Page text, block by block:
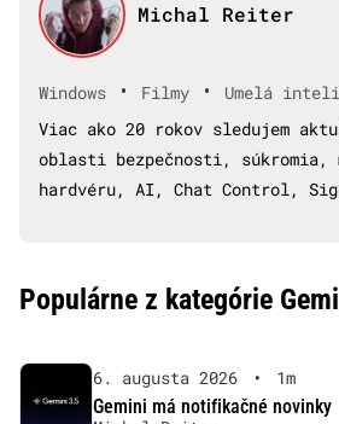
Michal Reiter
Windows • Filmy •
Umelá
Viac ako 20 rokov sledujem
oblasti bezpečnosti, súkromia,
hardvéru, AI, Chat Control,
Populárne z kategórie
6. augusta 2026 •
1m
Gemini má notifikačné novinky